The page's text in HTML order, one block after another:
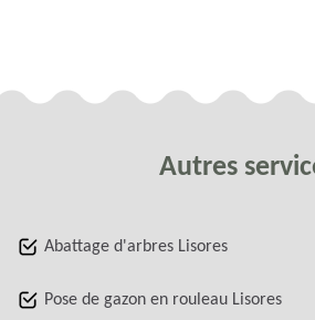
Autres
Abattage d'arbres Lisores
Pose de gazon en rouleau Lisores